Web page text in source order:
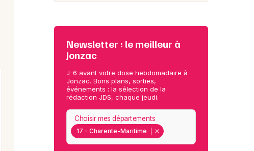
Newsletter : le meilleur à
Jonzac
J-6 avant votre dose hebdomadaire à
Jonzac. Bons plans, sorties,
événements : la sélection de la
rédaction JDS, chaque jeudi.
17 - Charente-Maritime
Choisir mes départements